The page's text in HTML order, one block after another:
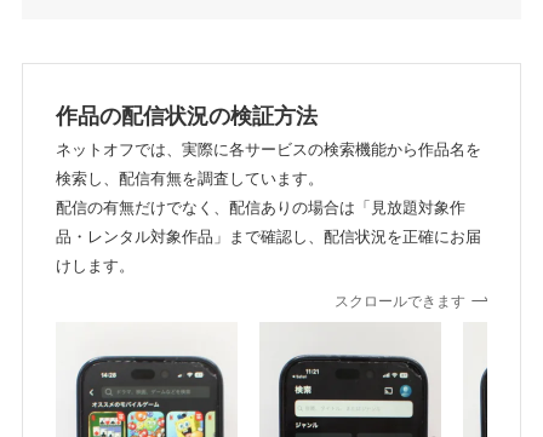
作品の配信状況の検証方法
ネットオフでは、実際に各サービスの検索機能から作品名を
検索し、配信有無を調査しています。
配信の有無だけでなく、配信ありの場合は「見放題対象作
品・レンタル対象作品」まで確認し、配信状況を正確にお届
けします。
スクロールできます